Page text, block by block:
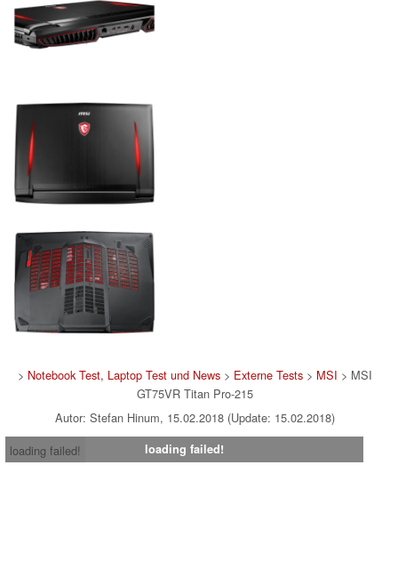
> Notebook Test, Laptop Test und News> Externe Tests> MSI > MSI
GT75VR Titan Pro-215
Autor: Stefan Hinum, 15.02.2018 (Update: 15.02.2018)
loading failed!
loading failed!